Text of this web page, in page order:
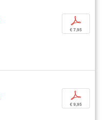
p
€ 7,95
p
€ 9,95